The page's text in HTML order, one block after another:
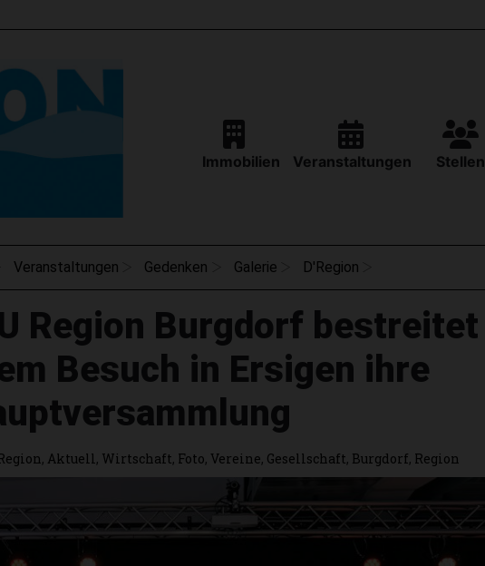
Immobilien Veranstaltungen Stellen
Veranstaltungen Gedenken Galerie D'Region
Region Burgdorf bestreitet
Besuch in Ersigen ihre
, Aktuell, Wirtschaft, Foto, Vereine, Gesellschaft, Burgdorf, Region